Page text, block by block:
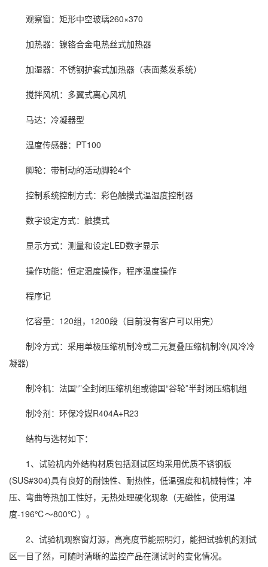
观察窗：矩形中空玻璃260×370
加热器：镍铬合金电热丝式加热器
加湿器：不锈钢护套式加热器（表面蒸发系统）
搅拌风机：多翼式离心风机
马达：冷凝器型
温度传感器：PT100
脚轮：带制动的活动脚轮4个
控制系统控制方式：彩色触摸式温湿度控制器
数字设定方式：触摸式
显示方式：测量和设定LED数字显示
操作功能：恒定温度操作，程序温度操作
程序记
忆容量：120组，1200段（目前没有客户可以用完）
制冷方式：采用单极压缩机制冷或二元复叠压缩机制冷(风冷冷
凝器)
制冷机：法国“”全封闭压缩机组或德国“谷轮”半封闭压缩机组
制冷剂：环保冷媒R404A+R23
结构与选材如下：
1、试验机内外结构材质包括测试区均采用优质不锈钢板
(SUS#304)具有良好的耐蚀性、耐热性，低温强度和机械特性；冲
压、弯曲等热加工性好，无热处理硬化现象（无磁性，使用温
度-196℃～800℃）。
2、试验机观察窗灯源，高亮度节能照明灯，能把试验机的测试
区一目了然，可随时清晰的监控产品在测试时的变化情况。